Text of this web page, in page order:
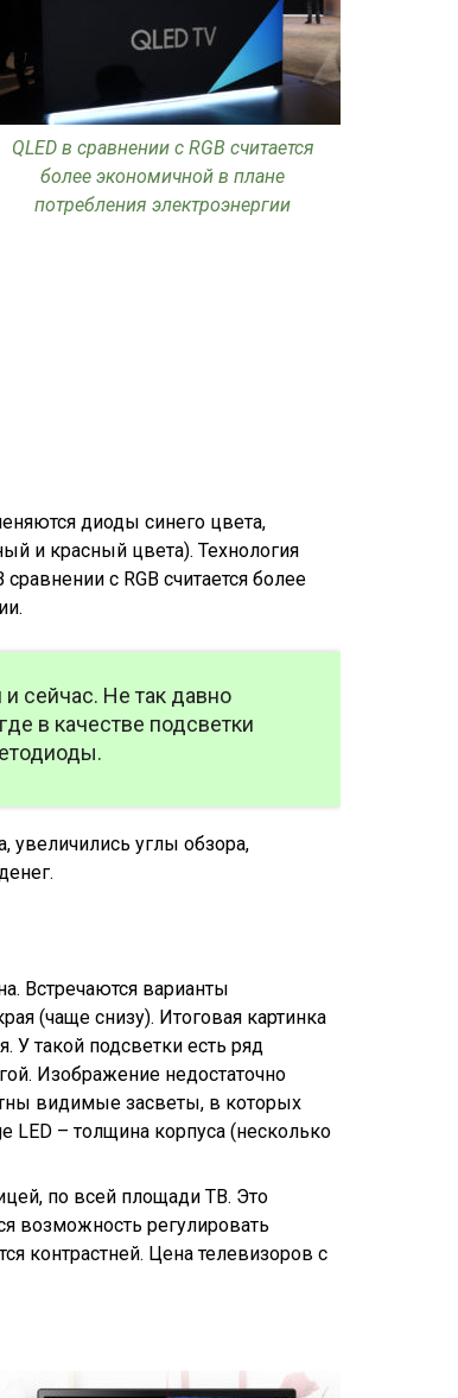
QLED в сравнении с RGB считается
более экономичной в плане
потребления электроэнергии
диоды синего цвета,
и красный цвета). Технология
с RGB считается более
сейчас. Не так давно
в качестве подсветки
увеличились углы обзора,
Встречаются варианты
(чаще снизу). Итоговая картинка
У такой подсветки есть ряд
Изображение недостаточно
видимые засветы, в которых
LED – толщина корпуса (несколько
по всей площади ТВ. Это
возможность регулировать
контрастней. Цена телевизоров с